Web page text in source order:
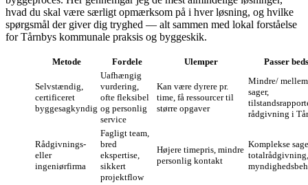
hvad du skal være særligt opmærksom på i hver løsning, og hvilke
spørgsmål der giver dig tryghed — alt sammen med lokal forståelse
for Tårnbys kommunale praksis og byggeskik.
Metode Fordele Ulemper Passer
Selvstændig,
certificeret
byggesagkyndig
Uafhængig
vurdering,
ofte fleksibel
og personlig
service
Kan være dyrere pr.
time, få ressourcer til
større opgaver
Mindre/
sager,
rådgivning i
Rådgivnings‑
eller
ingeniørfirma
Fagligt team,
bred
ekspertise,
sikkert
projektflow
Højere timepris, mindre
personlig kontakt
Komplekse
totalrådgivning,